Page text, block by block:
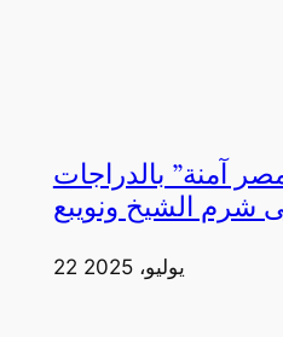
آمنة” بالدراجات
شرم الشيخ ونويبع
22 يوليو، 2025